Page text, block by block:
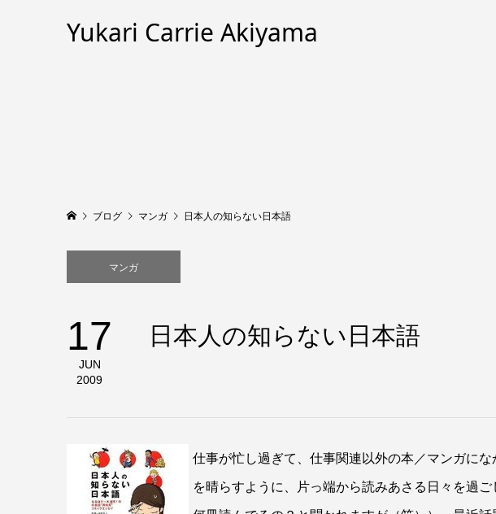
Yukari Carrie Akiyama
ブログ マンガ 日本人の知らない日本語
マンガ
17
JUN
2009
日本人の知らない日本語
仕事が忙し過ぎて、仕事関連以外の本／マンガに
を晴らすように、片っ端から読みあさる日々を過